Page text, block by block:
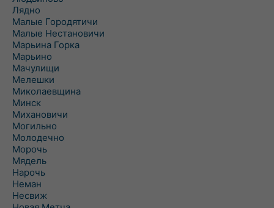
Лядно
Малые Городятичи
Малые Нестановичи
Марьина Горка
Марьино
Мачулищи
Мелешки
Миколаевщина
Минск
Михановичи
Могильно
Молодечно
Морочь
Мядель
Нарочь
Неман
Несвиж